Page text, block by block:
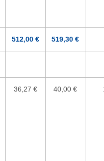
512,00 € 519,30 €
36,27 € 40,00 €